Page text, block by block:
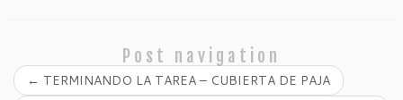
Post navigation
← TERMINANDO LA TAREA – CUBIERTA DE PAJA